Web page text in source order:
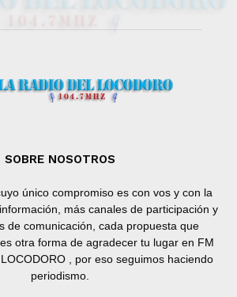
SOBRE NOSOTROS
único compromiso es con vos y con la
más canales de participación y
de comunicación, cada propuesta que
otra forma de agradecer tu lugar en FM
, por eso seguimos haciendo
periodismo.